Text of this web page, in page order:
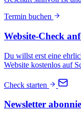
Termin buchen
Website-Check
Du willst erst eine
Website kostenlos auf
Check starten
Newsletter